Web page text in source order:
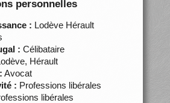
personnelles
: Lodève Hérault
: Célibataire
Hérault
Avocat
: Professions libérales
libérales